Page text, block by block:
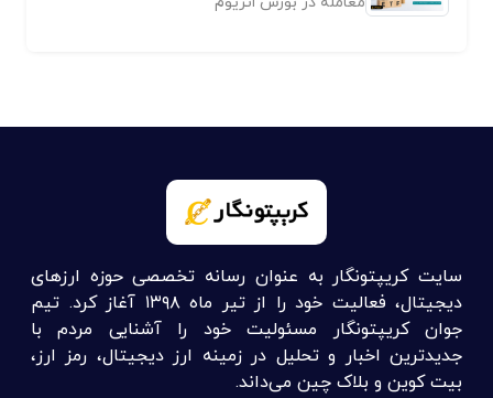
سایت کریپتونگار به عنوان رسانه تخصصی حوزه ارزهای
دیجیتال، فعالیت خود را از تیر ماه ۱۳۹۸ آغاز کرد. تیم
جوان کریپتونگار مسئولیت خود را آشنایی مردم با
جدیدترین اخبار و تحلیل در زمینه ارز دیجیتال، رمز ارز،
بیت کوین و بلاک چین می‌داند.